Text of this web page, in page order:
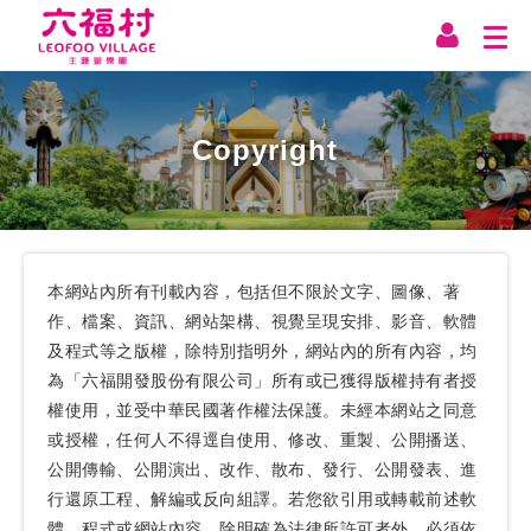
Copyright
本網站內所有刊載內容，包括但不限於文字、圖像、著
作、檔案、資訊、網站架構、視覺呈現安排、影音、軟體
及程式等之版權，除特別指明外，網站內的所有內容，均
為「六福開發股份有限公司」所有或已獲得版權持有者授
權使用，並受中華民國著作權法保護。未經本網站之同意
或授權，任何人不得逕自使用、修改、重製、公開播送、
公開傳輸、公開演出、改作、散布、發行、公開發表、進
行還原工程、解編或反向組譯。若您欲引用或轉載前述軟